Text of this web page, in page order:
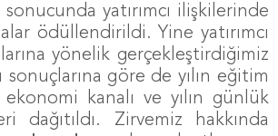
yatırımcı ilişkilerinde
ödüllendirildi. Yine yatırımcı
yönelik gerçekleştirdiğimiz
sonuçlarına göre de yılın eğitim
ekonomi kanalı ve yılın günlük
dağıtıldı. Zirvemiz hakkında